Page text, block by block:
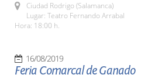
Ciudad Rodrigo (Salamanca)
Lugar: Teatro Fernando Arrabal
Hora: 18:00 h.
16/08/2019
Feria Comarcal de Ganado